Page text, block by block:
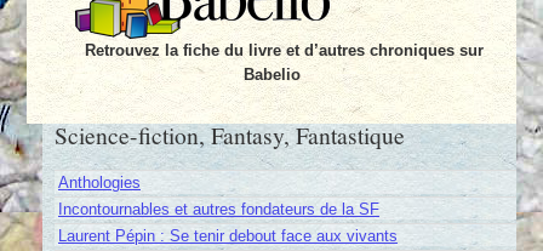
Retrouvez la fiche du livre et d’autres chroniques sur
Babelio
Science-fiction, Fantasy, Fantastique
Anthologies
Incontournables et autres fondateurs de la SF
Laurent Pépin : Se tenir debout face aux vivants